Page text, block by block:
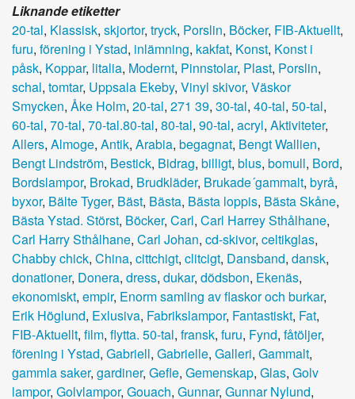
Liknande etiketter
20-tal, Klassisk, skjortor, tryck, Porslin, Böcker, FIB-Aktuellt,
furu, förening i Ystad, inlämning, kakfat, Konst, Konst i
påsk, Koppar, litalia, Modernt, Pinnstolar, Plast, Porslin,
schal, tomtar, Uppsala Ekeby, Vinyl skivor, Väskor
Smycken, Åke Holm, 20-tal, 271 39, 30-tal, 40-tal, 50-tal,
60-tal, 70-tal, 70-tal.80-tal, 80-tal, 90-tal, acryl, Aktiviteter,
Allers, Almoge, Antik, Arabia, begagnat, Bengt Wallien,
Bengt Lindström, Bestick, Bidrag, billigt, blus, bomull, Bord,
Bordslampor, Brokad, Brudkläder, Brukade´gammalt, byrå,
byxor, Bälte Tyger, Bäst, Bästa, Bästa loppis, Bästa Skåne,
Bästa Ystad. Störst, Böcker, Carl, Carl Harrey Sthålhane,
Carl Harry Sthålhane, Carl Johan, cd-skivor, celtikglas,
Chabby chick, China, cittchigt, clitcigt, Dansband, dansk,
donationer, Donera, dress, dukar, dödsbon, Ekenäs,
ekonomiskt, empir, Enorm samling av flaskor och burkar,
Erik Höglund, Exlusiva, Fabrikslampor, Fantastiskt, Fat,
FIB-Aktuellt, film, flytta. 50-tal, fransk, furu, Fynd, fåtöljer,
förening i Ystad, Gabriell, Gabrielle, Galleri, Gammalt,
gammla saker, gardiner, Gefle, Gemenskap, Glas, Golv
lampor, Golvlampor, Gouach, Gunnar, Gunnar Nylund,